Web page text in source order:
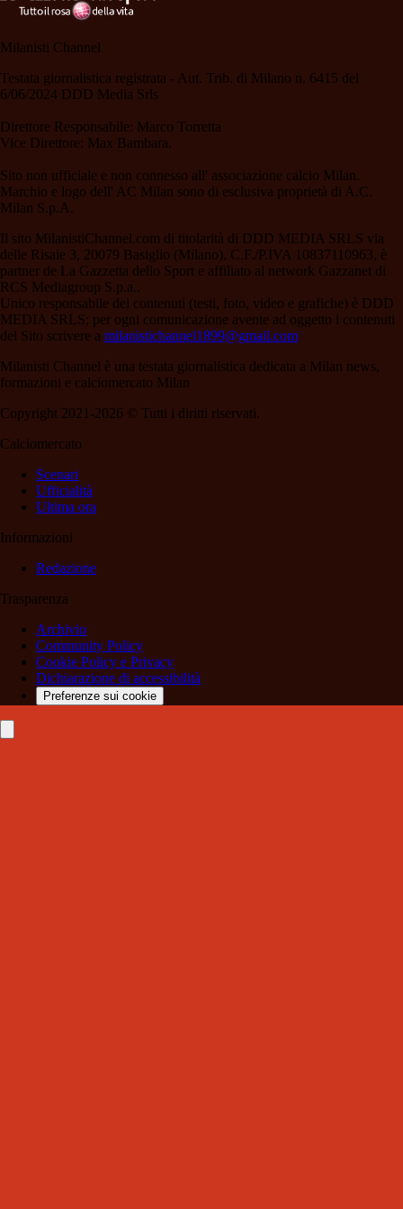
Milanisti Channel
Testata giornalistica registrata - Aut. Trib. di Milano n. 6415 del
6/06/2024 DDD Media Srls
Direttore Responsabile: Marco Torretta
Vice Direttore: Max Bambara.
Sito non ufficiale e non connesso all' associazione calcio Milan.
Marchio e logo dell' AC Milan sono di esclusiva proprietà di A.C.
Milan S.p.A.
Il sito MilanistiChannel.com di titolarità di DDD MEDIA SRLS via
delle Risaie 3, 20079 Basiglio (Milano), C.F./P.IVA 10837110963, è
partner de La Gazzetta dello Sport e affiliato al network Gazzanet di
RCS Mediagroup S.p.a..
Unico responsabile dei contenuti (testi, foto, video e grafiche) è DDD
MEDIA SRLS; per ogni comunicazione avente ad oggetto i contenuti
del Sito scrivere a milanistichannel1899@gmail.com
Milanisti Channel è una testata giornalistica dedicata a Milan news,
formazioni e calciomercato Milan
Copyright 2021-2026 © Tutti i diritti riservati.
Calciomercato
Scenari
Ufficialità
Ultima ora
Informazioni
Redazione
Trasparenza
Archivio
Community Policy
Cookie Policy e Privacy
Dichiarazione di accessibilità
Preferenze sui cookie